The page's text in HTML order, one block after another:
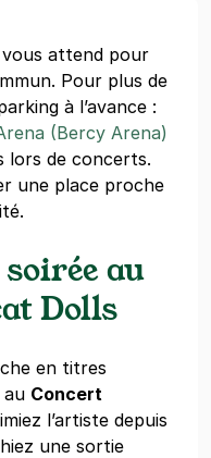
vous attend pour
Pour plus de
à l’avance :
(Bercy Arena)
lors de concerts.
une place proche
au
Dolls
en titres
au Concert
l’artiste depuis
une sortie